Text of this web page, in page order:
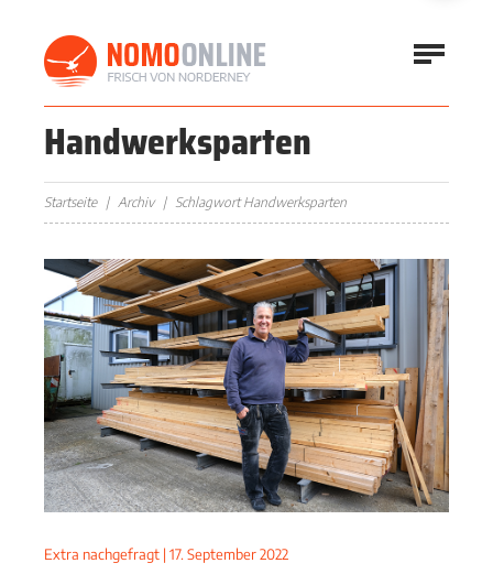
Handwerksparten
Startseite Archiv Schlagwort Handwerksparten
Extra nachgefragt | 17. September 2022